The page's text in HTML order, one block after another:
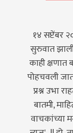
१४ सप्टेंबर
सुरुवात
काही क्षणात
पोहचवली
प्रश्न उभा
बातमी,
वाचकांच्या